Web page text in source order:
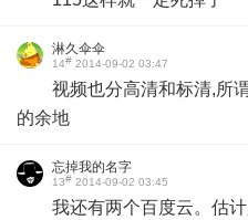
淋久伞伞
14# 2014-09-02 03:47
视频也分高清和标清,所
的余地
忘掉我的名字
13# 2014-09-02 03:45
我还有两个百度云。估